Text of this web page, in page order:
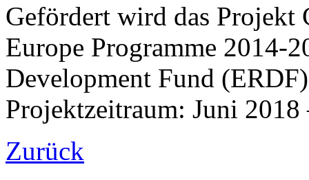
Gefördert wird das Projekt
Europe Programme 2014-
Development Fund
Projektzeitraum: Juni
Zurück